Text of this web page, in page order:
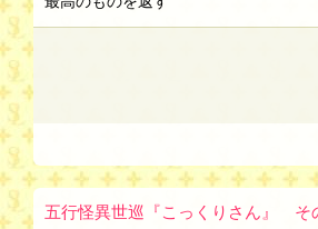
五行怪異世巡『こっくりさん』